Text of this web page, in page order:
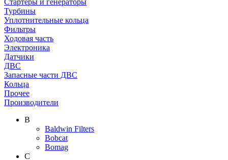
Стартеры и генераторы
Турбины
Уплотнительные кольца
Фильтры
Ходовая часть
Электроника
Датчики
ДВС
Запасные части ДВС
Кольца
Прочее
Производители
B
Baldwin Filters
Bobcat
Bomag
C